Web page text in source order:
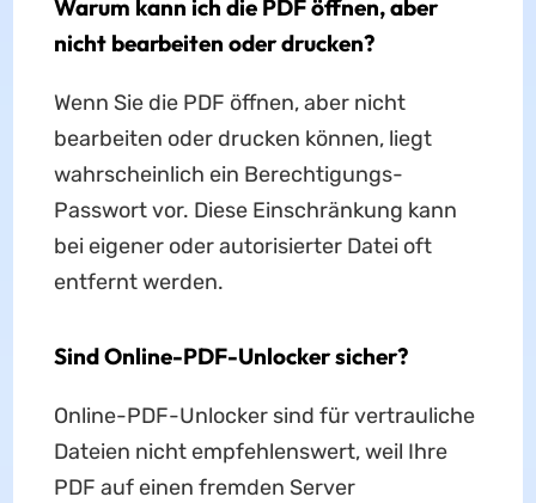
Warum kann ich die PDF öffnen, aber
nicht bearbeiten oder drucken?
Wenn Sie die PDF öffnen, aber nicht
bearbeiten oder drucken können, liegt
wahrscheinlich ein Berechtigungs-
Passwort vor. Diese Einschränkung kann
bei eigener oder autorisierter Datei oft
entfernt werden.
Sind Online-PDF-Unlocker sicher?
Online-PDF-Unlocker sind für vertrauliche
Dateien nicht empfehlenswert, weil Ihre
PDF auf einen fremden Server